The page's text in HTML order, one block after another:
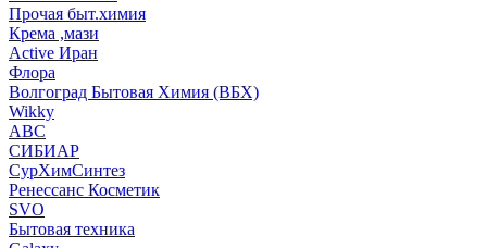
Прочая быт.химия
Крема ,мази
Аctive Иран
Флора
Волгоград Бытовая Химия (ВБХ)
Wikky
АВС
СИБИАР
СурХимСинтез
Ренессанс Косметик
SVO
Бытовая техника